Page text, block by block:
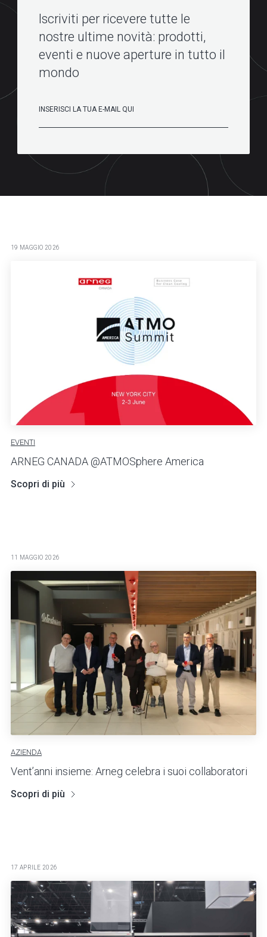
Iscriviti per ricevere tutte le
nostre ultime novità: prodotti,
eventi e nuove aperture in tutto il
mondo
19 MAGGIO 2026
EVENTI
ARNEG CANADA @ATMOSphere America
Scopri di più
11 MAGGIO 2026
AZIENDA
Vent’anni insieme: Arneg celebra i suoi collaboratori
Scopri di più
17 APRILE 2026